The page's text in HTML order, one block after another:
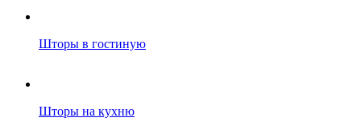
Шторы в гостиную
Шторы на кухню